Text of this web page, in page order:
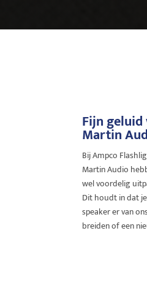
Fijn geluid
Martin
Bij Ampco
Martin Audio
wel voordelig
Dit houdt in dat
speaker er van
breiden of een